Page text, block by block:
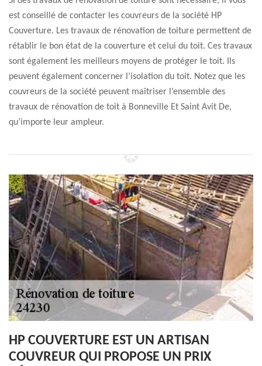
est conseillé de contacter les couvreurs de la société HP
Couverture. Les travaux de rénovation de toiture permettent de
rétablir le bon état de la couverture et celui du toit. Ces travaux
sont également les meilleurs moyens de protéger le toit. Ils
peuvent également concerner l’isolation du toit. Notez que les
couvreurs de la société peuvent maîtriser l’ensemble des
travaux de rénovation de toit à Bonneville Et Saint Avit De,
qu’importe leur ampleur.
HP COUVERTURE EST UN ARTISAN
COUVREUR QUI PROPOSE UN PRIX